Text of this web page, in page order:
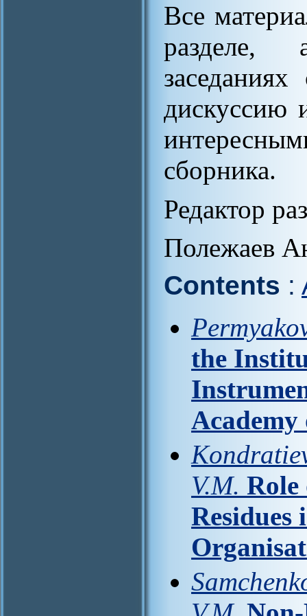
Все
разделе,
дискуссию
сборника.
Редактор
Полежаев
Contents :
the
Academy
V.M. Role